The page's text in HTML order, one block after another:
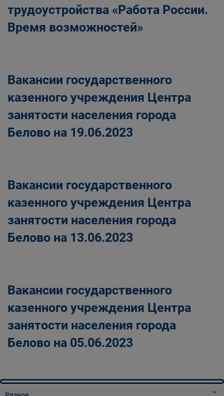
трудоустройства «Работа России.
Время возможностей»
Вакансии государственного
казенного учреждения Центра
занятости населения города
Белово на 19.06.2023
Вакансии государственного
казенного учреждения Центра
занятости населения города
Белово на 13.06.2023
Вакансии государственного
казенного учреждения Центра
занятости населения города
Белово на 05.06.2023